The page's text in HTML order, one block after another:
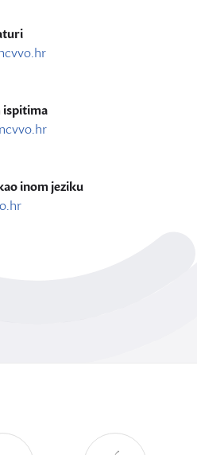
ispitima
inom jeziku